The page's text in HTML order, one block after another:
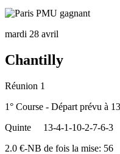
mardi 28 avril
Chantilly
Réunion 1
1° Course - Départ prévu à
Quinte
13-4-1-10-2-7-6-3
2.0 €-NB de fois la mise: 56